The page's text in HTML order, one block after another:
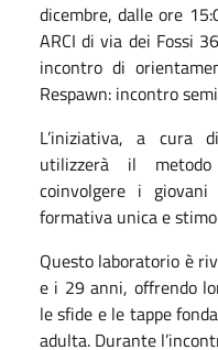
dicembre, dalle ore
ARCI di via dei Fossi
incontro di
Respawn: incontro
L’iniziativa, a cura
utilizzerà il metodo
coinvolgere i giovani
formativa unica e
Questo laboratorio è
e i 29 anni, offrendo
le sfide e le tappe
adulta. Durante